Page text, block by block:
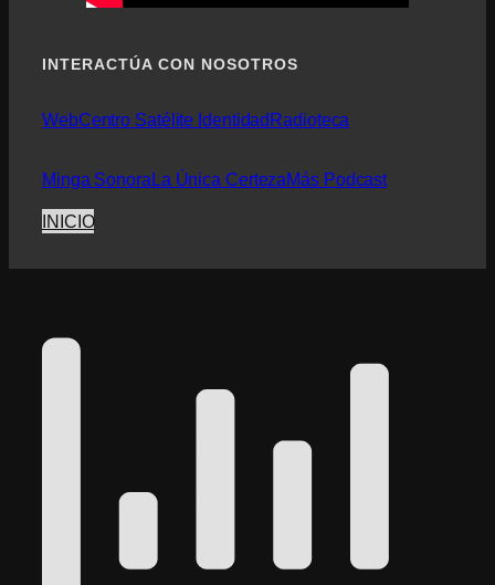
INTERACTÚA CON NOSOTROS
WebCentro Satélite IdentidadRadioteca
Minga SonoraLa Única CertezaMás Podcast
INICIO